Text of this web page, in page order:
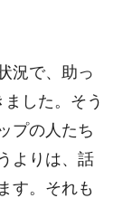
況で、助っ
した。そう
プの人たち
よりは、話
す。それも